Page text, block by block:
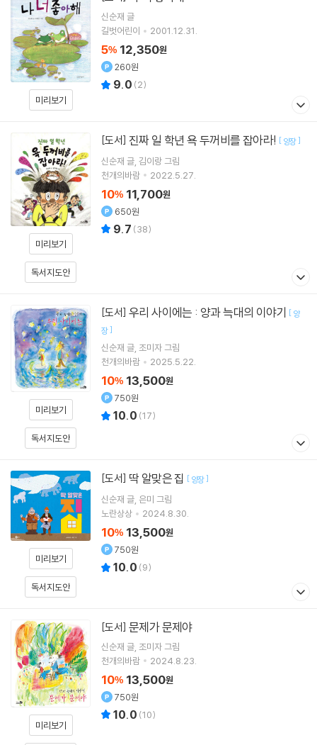
미리보기
신순재 글
길벗어린이
2001.12.31.
5% 12,350원
260원
9.0 (2)
미리보기
독서지도안
[도서] 진짜 일 학년 욕 두꺼비를 잡아라! [ 양장]
신순재 글 김이랑그림
천개의바람
2022.5.27.
10% 11,700원
650원
9.7 (38)
미리보기
독서지도안
[도서] 우리 사이에는 : 양과 늑대의 이야기 [ 양
장]
신순재 글 조미자그림
천개의바람
2025.5.22.
10% 13,500원
750원
10.0 (17)
미리보기
독서지도안
[도서] 딱 알맞은 집 [ 양장]
신순재 글 은미 그림
노란상상
2024.8.30.
10% 13,500원
750원
10.0 (9)
미리보기
[도서] 문제가 문제야
신순재 글 조미자그림
천개의바람
2024.8.23.
10% 13,500원
750원
10.0 (10)